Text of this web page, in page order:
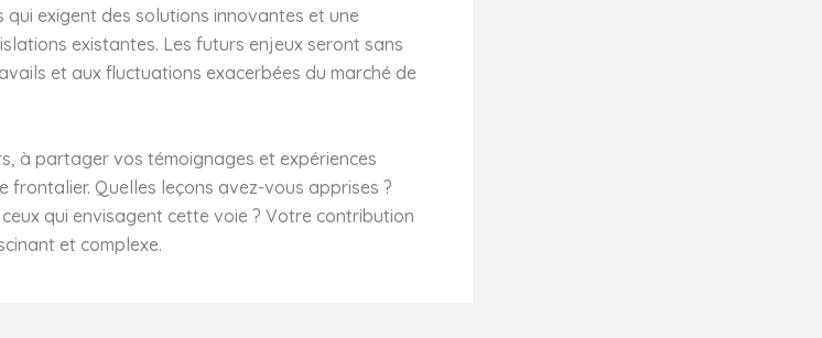
exigent des solutions innovantes et une
existantes. Les futurs enjeux seront sans
et aux fluctuations exacerbées du marché de
à partager vos témoignages et expériences
frontalier. Quelles leçons avez-vous apprises ?
qui envisagent cette voie ? Votre contribution
et complexe.